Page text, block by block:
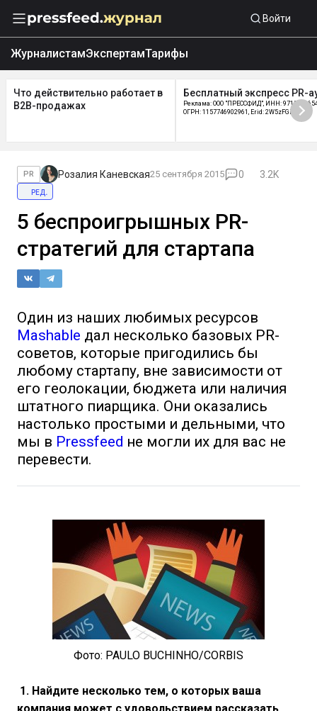
Войти
ЖурналистамЭкспертамТарифы
Что действительно работает в
B2B-продажах
Бесплатный экспресс PR-
Реклама: ООО "ПРЕССФИД", ИНН:
ОГРН: 1157746902961, Erid: 2W5zFGDycPz
PR Розалия Каневская25 сентября 2015 0
3.2K
ред.
5 беспроигрышных PR-
стратегий для стартапа
Один из наших любимых ресурсов
Mashable дал несколько базовых PR-
советов, которые пригодились бы
любому стартапу, вне зависимости от
его геолокации, бюджета или наличия
штатного пиарщика. Они оказались
настолько простыми и дельными, что
мы в Pressfeed не могли их для вас не
перевести.
Фото: PAULO BUCHINHO/CORBIS
1. Найдите несколько тем, о которых ваша